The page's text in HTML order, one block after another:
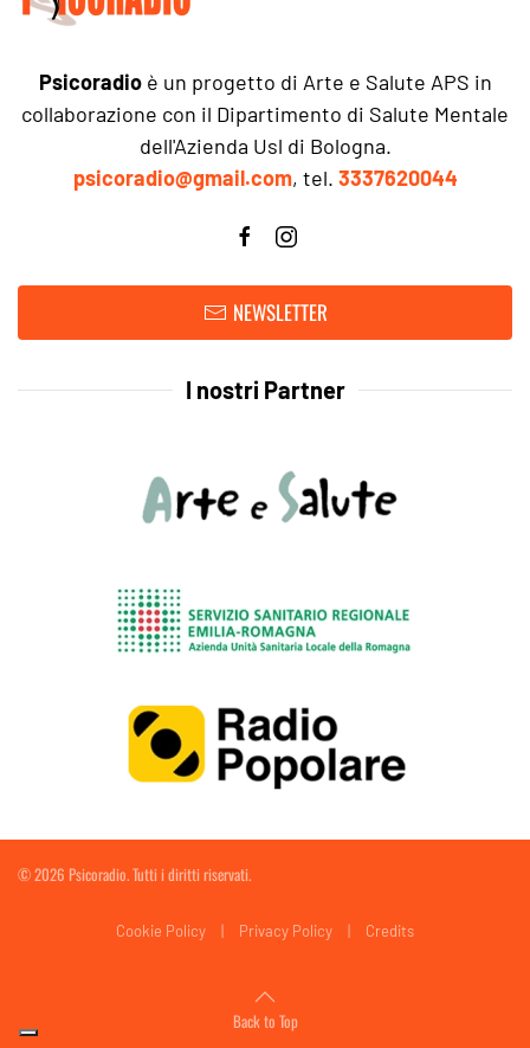
Psicoradioè un progetto di Arte e Salute APS in
collaborazione con il Dipartimento di Salute Mentale
dell'Azienda Usl di Bologna.
psicoradio@gmail.com, tel. 3337620044
NEWSLETTER
I nostri Partner
©2026 Psicoradio. Tutti i diritti riservati.
Cookie Policy | Privacy Policy | Credits
Back to Top